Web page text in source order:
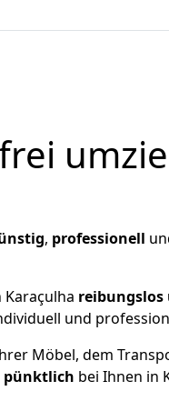
, professionell
reibungslos
und
Möbel, dem
pünktlich bei Ihnen in